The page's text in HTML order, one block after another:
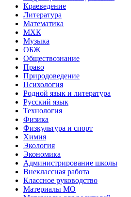
Краеведение
Литература
Математика
МХК
Музыка
ОБЖ
Обществознание
Право
Природоведение
Психология
Родной язык и литература
Русский язык
Технология
Физика
Физкультура и спорт
Химия
Экология
Экономика
Администрирование школы
Внеклассная работа
Классное руководство
Материалы МО